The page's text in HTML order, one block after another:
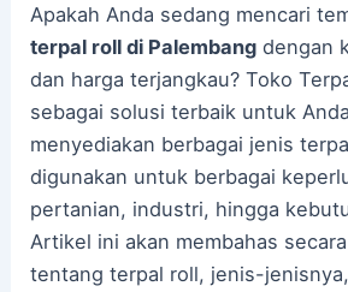
Apakah Anda sedang mencari
terpal roll di Palembang dengan
dan harga terjangkau? Toko
sebagai solusi terbaik untuk
menyediakan berbagai jenis
digunakan untuk berbagai
pertanian, industri, hingga
Artikel ini akan membahas
tentang terpal roll, jenis-